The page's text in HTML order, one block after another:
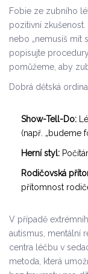
Fobie ze zubního
pozitivní
nebo „nemusíš mít
popisujte
pomůžeme, aby
Dobrá dětská
Show-Tell-Do:
(např. „budeme
Herní styl:
Rodičovská
přítomnost
V případě
autismus, mentální
centra léčbu v
metoda, která